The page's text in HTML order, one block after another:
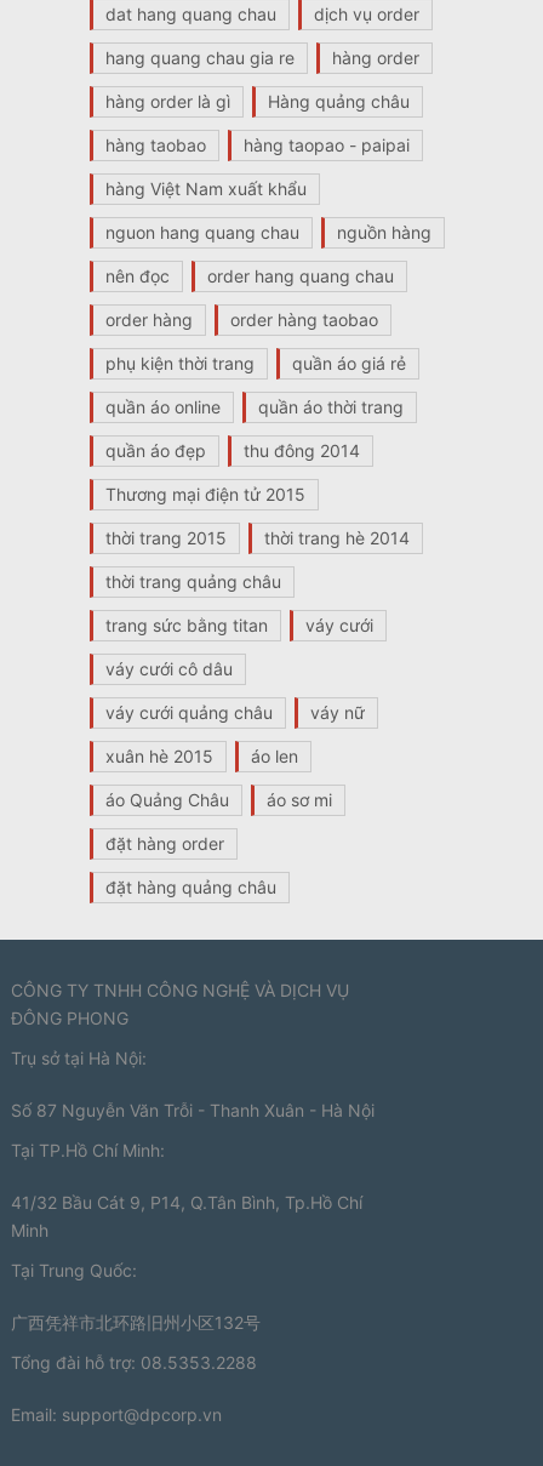
dat hang quang chau dịch vụ order
hang quang chau gia re hàng order
hàng order là gì Hàng quảng châu
hàng taobao hàng taopao - paipai
hàng Việt Nam xuất khẩu
nguon hang quang chau nguồn hàng
nên đọc order hang quang chau
order hàng order hàng taobao
phụ kiện thời trang quần áo giá rẻ
quần áo online quần áo thời trang
quần áo đẹp thu đông 2014
Thương mại điện tử 2015
thời trang 2015 thời trang hè 2014
thời trang quảng châu
trang sức bằng titan váy cưới
váy cưới cô dâu
váy cưới quảng châu váy nữ
xuân hè 2015 áo len
áo Quảng Châu áo sơ mi
đặt hàng order
đặt hàng quảng châu
CÔNG TY TNHH CÔNG NGHỆ VÀ DỊCH VỤ
ĐÔNG PHONG
Trụ sở tại Hà Nội:
Số 87 Nguyễn Văn Trỗi - Thanh Xuân - Hà Nội
Tại TP.Hồ Chí Minh:
41/32 Bầu Cát 9, P14, Q.Tân Bình, Tp.Hồ Chí
Minh
Tại Trung Quốc:
广西凭祥市北环路旧州小区132号
Tổng đài hỗ trợ: 08.5353.2288
Email: support@dpcorp.vn